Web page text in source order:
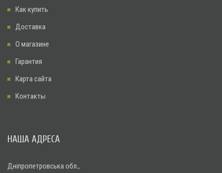
Как купить
Доставка
О магазине
Гарантия
Карта сайта
Контакты
НАША АДРЕСА
Дніпропетровська обл.,